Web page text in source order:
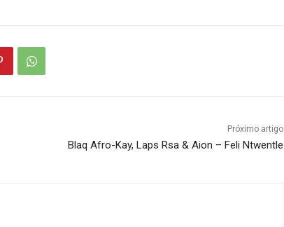
Próximo artigo
Blaq Afro-Kay, Laps Rsa & Aion – Feli Ntwentle